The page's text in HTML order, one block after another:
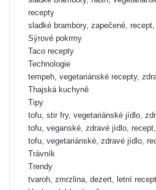
recepty
sladké brambory, zapečené,
Sýrové pokrmy
Taco recepty
Technologie
tempeh, vegetariánské recepty,
Thajská kuchyně
Tipy
tofu, stir fry, vegetariánské jídlo,
tofu, veganské, zdravé jídlo,
tofu, vegetariánské, zdravé jídlo,
Trávník
Trendy
tvaroh, zmrzlina, dezert, letní